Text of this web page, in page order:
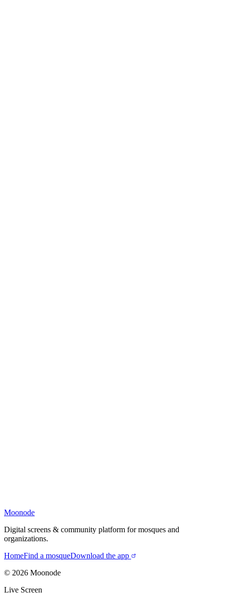
Moonode
Digital screens & community platform for mosques and
organizations.
HomeFind a mosqueDownload the app
© 2026 Moonode
Live Screen